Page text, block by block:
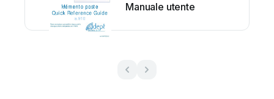
Manuale utente